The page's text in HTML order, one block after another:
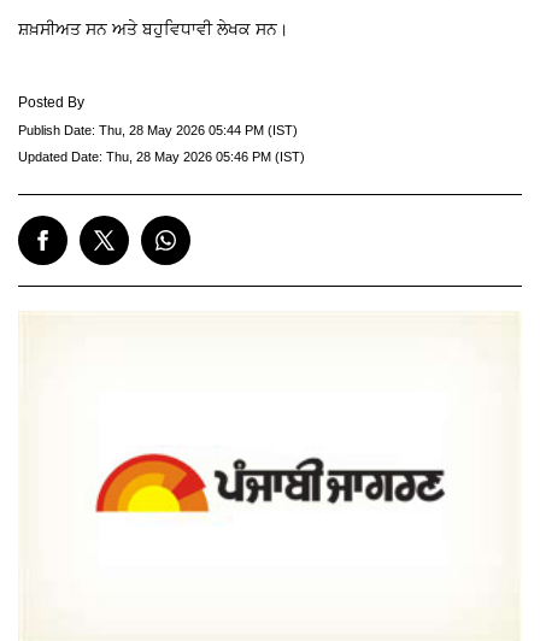
ਸ਼ਖ਼ਸੀਅਤ ਸਨ ਅਤੇ ਬਹੁਵਿਧਾਵੀ ਲੇਖਕ ਸਨ।
Posted By
Publish Date: Thu, 28 May 2026 05:44 PM (IST)
Updated Date: Thu, 28 May 2026 05:46 PM (IST)